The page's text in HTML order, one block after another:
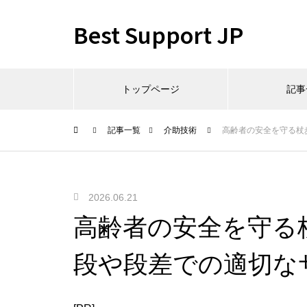
Best Support JP
トップページ 記
記事一覧 介助技術 高齢者の安全を守る杖
2026.06.21
高齢者の安全を守
段や段差での適切な